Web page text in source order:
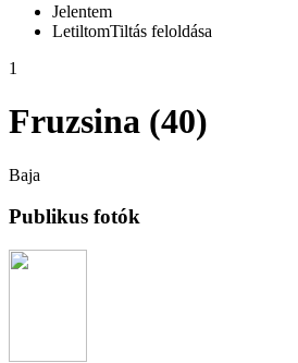
Jelentem
LetiltomTiltás feloldása
1
Fruzsina (40)
Baja
Publikus fotók